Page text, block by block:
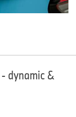
dynamic &